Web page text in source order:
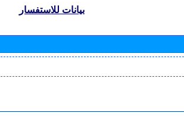
بيانات للاستفسار